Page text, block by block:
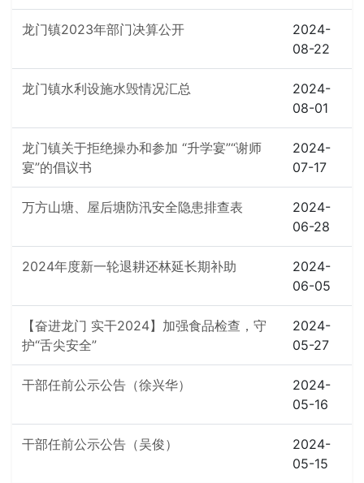
龙门镇2023年部门决算公开
2024-
08-22
龙门镇水利设施水毁情况汇总
2024-
08-01
龙门镇关于拒绝操办和参加 “升学宴”“谢师
宴”的倡议书
2024-
07-17
万方山塘、屋后塘防汛安全隐患排查表
2024-
06-28
2024年度新一轮退耕还林延长期补助
2024-
06-05
【奋进龙门 实干2024】加强食品检查，守
护“舌尖安全”
2024-
05-27
干部任前公示公告（徐兴华）
2024-
05-16
干部任前公示公告（吴俊）
2024-
05-15